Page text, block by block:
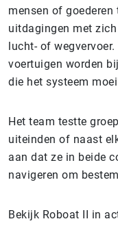
mensen of
uitdagingen met
lucht- of
voertuigen worden
die het systeem
Het team testte
uiteinden of naast
aan dat ze in beide
navigeren om
Bekijk Roboat II in